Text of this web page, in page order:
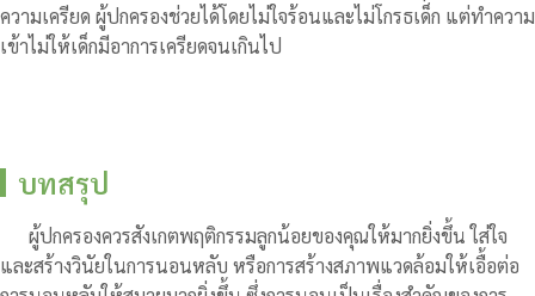
ความเครียด ผู้ปกครองช่วยได้โดยไม่ใจร้อนและไม่โกรธเด็ก แต่ทำความ
เข้าไม่ให้เด็กมีอาการเครียดจนเกินไป
บทสรุป
ผู้ปกครองควรสังเกตพฤติกรรมลูกน้อยของคุณให้มากยิ่งขึ้น ใส่ใจ
และสร้างวินัยในการนอนหลับ หรือการสร้างสภาพแวดล้อมให้เอื้อต่อ